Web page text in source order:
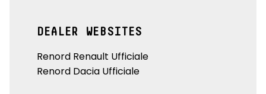
DEALER WEBSITES
Renord Renault Ufficiale
Renord Dacia Ufficiale